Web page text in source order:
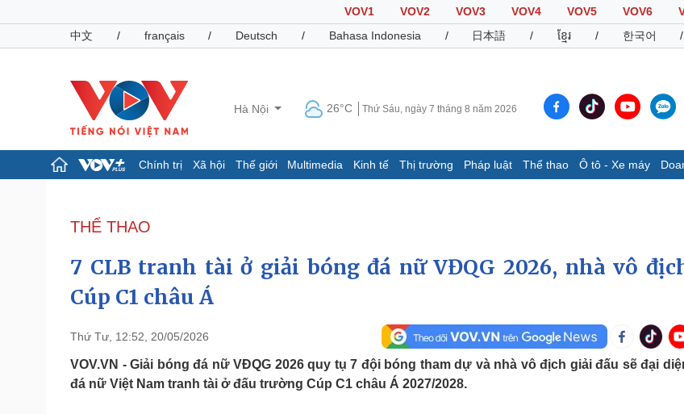
VOV1 VOV2 VOV3 VOV4 VOV5 VOV6
中文
/ français / Deutsch / Bahasa Indonesia / 日本語 / ខ្មែរ / 한국어 /
Hà Nội 26°C Thứ Sáu, ngày 7 tháng 8 năm 2026
Chính trị Xã hội Thế giới Multimedia Kinh tế Thị trường Pháp luật Thể thao Ô tô - Xe máy
Đảng
Tổ chức nhân sự
Nhận diện sự thật
Giáo dục
Dấu ấn VOV
Infographic
Pháp luật
Tin nóng
Tư vấn luật
Việt Nam
Phân tích
Thể thao
Lịch thi đấu bóng đá
Thế giới thể thao
Ô tô - Xe máy
Xe máy
THỂ THAO
7 CLB tranh tài ở giải bóng đá nữ VĐQG 2026, nhà vô
Cúp C1 châu Á
Thứ Tư, 12:52, 20/05/2026
VOV.VN - Giải bóng đá nữ VĐQG 2026 quy tụ 7 đội bóng tham dự và nhà vô địch giải đấu sẽ đại
đá nữ Việt Nam tranh tài ở đấu trường Cúp C1 châu Á 2027/2028.